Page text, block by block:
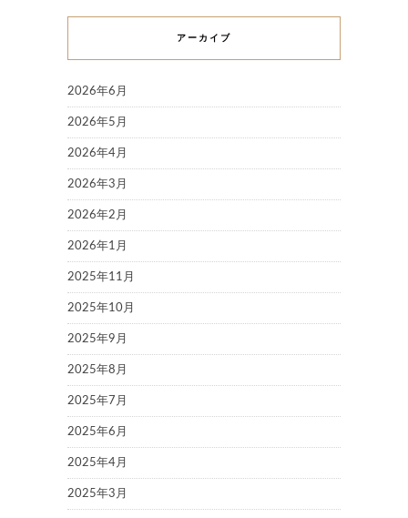
アーカイブ
2026年6月
2026年5月
2026年4月
2026年3月
2026年2月
2026年1月
2025年11月
2025年10月
2025年9月
2025年8月
2025年7月
2025年6月
2025年4月
2025年3月